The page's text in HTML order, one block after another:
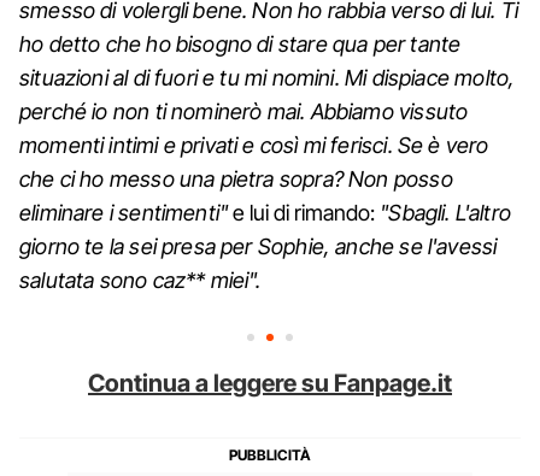
smesso di volergli bene. Non ho rabbia verso di lui. Ti
ho detto che ho bisogno di stare qua per tante
situazioni al di fuori e tu mi nomini. Mi dispiace molto,
perché io non ti nominerò mai. Abbiamo vissuto
momenti intimi e privati e così mi ferisci. Se è vero
che ci ho messo una pietra sopra? Non posso
eliminare i sentimenti"e lui di rimando: "Sbagli. L'altro
giorno te la sei presa per Sophie, anche se l'avessi
salutata sono caz** miei".
Continua a leggere su Fanpage.it